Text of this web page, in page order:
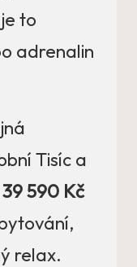
to
adrenalin
Tisíc a
39 590 Kč
relax.